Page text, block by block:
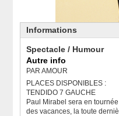
Informations
Spectacle / Humour
Autre info
PAR AMOUR
PLACES DISPONIBLES :
TENDIDO 7 GAUCHE
Paul Mirabel sera en
des vacances, la toute